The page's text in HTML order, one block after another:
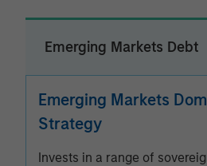
Emerging Markets Debt
Emerging Markets
Strategy
Invests in a range of